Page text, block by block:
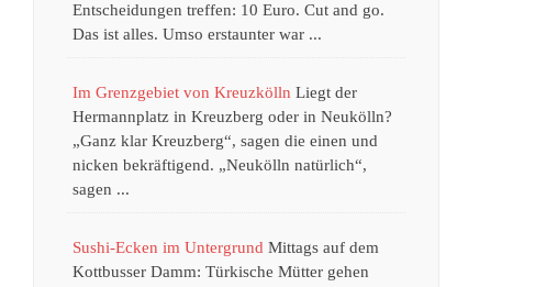
Entscheidungen treffen: 10 Euro. Cut and go.
Das ist alles. Umso erstaunter war ...
Im Grenzgebiet von Kreuzkölln Liegt der
Hermannplatz in Kreuzberg oder in Neukölln?
„Ganz klar Kreuzberg“, sagen die einen und
nicken bekräftigend. „Neukölln natürlich“,
sagen ...
Sushi-Ecken im Untergrund Mittags auf dem
Kottbusser Damm: Türkische Mütter gehen